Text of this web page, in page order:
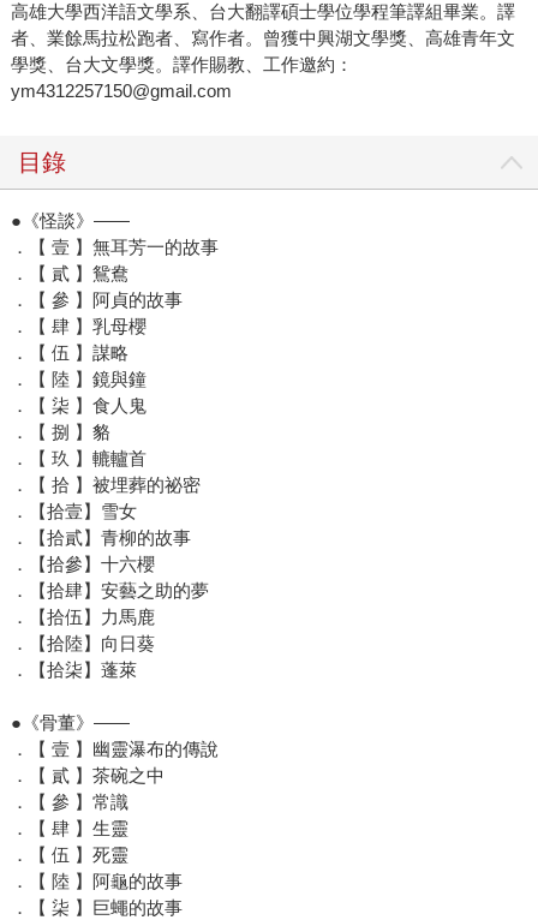
高雄大學西洋語文學系、台大翻譯碩士學位學程筆譯組畢業。譯
者、業餘馬拉松跑者、寫作者。曾獲中興湖文學獎、高雄青年文
學獎、台大文學獎。譯作賜教、工作邀約：
ym4312257150@gmail.com
目錄
●《怪談》——
．【 壹 】無耳芳一的故事
．【 貳 】鴛鴦
．【 參 】阿貞的故事
．【 肆 】乳母櫻
．【 伍 】謀略
．【 陸 】鏡與鐘
．【 柒 】食人鬼
．【 捌 】貉
．【 玖 】轆轤首
．【 拾 】被埋葬的祕密
．【拾壹】雪女
．【拾貳】青柳的故事
．【拾參】十六櫻
．【拾肆】安藝之助的夢
．【拾伍】力馬鹿
．【拾陸】向日葵
．【拾柒】蓬萊
●《骨董》——
．【 壹 】幽靈瀑布的傳說
．【 貳 】茶碗之中
．【 參 】常識
．【 肆 】生靈
．【 伍 】死靈
．【 陸 】阿龜的故事
．【 柒 】巨蠅的故事